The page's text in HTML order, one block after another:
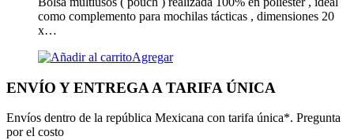
como complemento para mochilas tácticas , dimensiones 20
x…
Agregar
ENVÍO Y ENTREGA A TARIFA ÚNICA
Envíos dentro de la república Mexicana con tarifa única*. Pregunta
por el costo